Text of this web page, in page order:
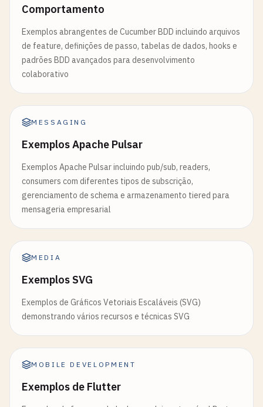
Comportamento
Exemplos abrangentes de Cucumber BDD incluindo arquivos
de feature, definições de passo, tabelas de dados, hooks e
padrões BDD avançados para desenvolvimento
colaborativo
MESSAGING
Exemplos Apache Pulsar
Exemplos Apache Pulsar incluindo pub/sub, readers,
consumers com diferentes tipos de subscrição,
gerenciamento de schema e armazenamento tiered para
mensageria empresarial
MEDIA
Exemplos SVG
Exemplos de Gráficos Vetoriais Escaláveis (SVG)
demonstrando vários recursos e técnicas SVG
MOBILE DEVELOPMENT
Exemplos de Flutter